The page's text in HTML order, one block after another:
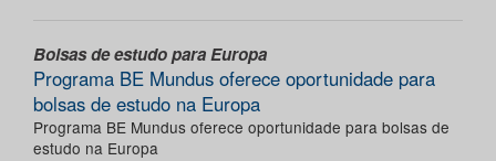
Bolsas de estudo para Europa
Programa BE Mundus oferece oportunidade para
bolsas de estudo na Europa
Programa BE Mundus oferece oportunidade para bolsas de
estudo na Europa